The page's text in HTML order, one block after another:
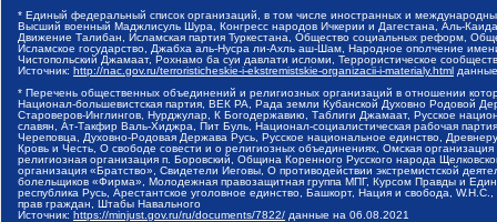
* Единый федеральный список организаций, в том числе иностранных и
Высший военный Маджлисуль Шура, Конгресс народов Ичкерии и Дагестана, Аль-
Движение Талибан, Исламская партия Туркестана, Общество социальных реформ,
Исламское государство, Джабха аль-Нусра ли-Ахль аш-Шам, Народное ополчение
Чистопольский Джамаат, Рохнамо ба суи давлати исломи, Террористическое
Источник: http://nac.gov.ru/terroristicheskie-i-ekstremistskie-organizacii-i-materialy.html
* Перечень общественных объединений и религиозных организаций в отношении
Национал-большевистская партия, ВЕК РА, Рада земли Кубанской Духовно Родовой
Староверов-Инглингов, Нурджулар, К Богодержавию, Таблиги Джамаат, Русское
славян, Ат-Такфир Валь-Хиджра, Пит Буль, Национал-социалистическая рабочая
Череповца, Духовно-Родовая Держава Русь, Русское национальное единство,
Кровь и Честь, О свободе совести и о религиозных объединениях, Омская
религиозная организация п. Боровский, Община Коренного Русского народа
организация «Братство», Свидетели Иеговы, О противодействии экстремистской
болельщиков «Фирма», Молодежная правозащитная группа МПГ, Курсом Правды и
республика Русь, Арестантское уголовное единство, Башкорт, Нация и свобода,
прав граждан, Штабы Навального
Источник: https://minjust.gov.ru/ru/documents/7822/ данные на 06.08.2021